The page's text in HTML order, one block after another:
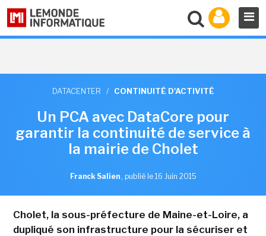
DATACENTER / CONTINUITÉ D'ACTIVITÉ
Un PCA avec DataCore pour
garantir la continuité de service à
la mairie de Cholet
Franck Salien , publié le 16 Juin 2015
Cholet, la sous-préfecture de Maine-et-Loire, a
dupliqué son infrastructure pour la sécuriser et